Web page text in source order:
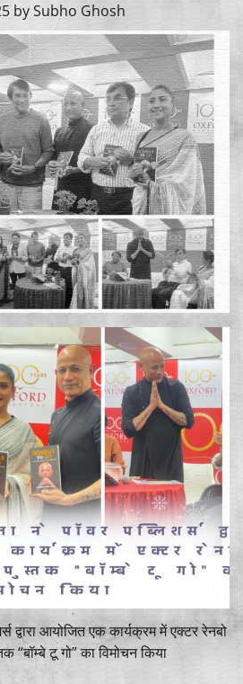
bySubho Ghosh
द्वारा आयोजित एक कार्यक्रम में एक्टर रेनबो
“बॉम्बे टू गो” का विमोचन किया